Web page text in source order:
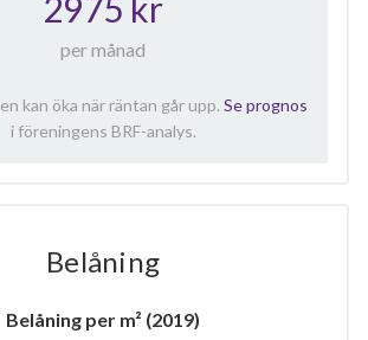
per månad
kan öka när räntan går upp. Se prognos
i föreningens BRF-analys.
Belåning
Belåning per m² (2019)